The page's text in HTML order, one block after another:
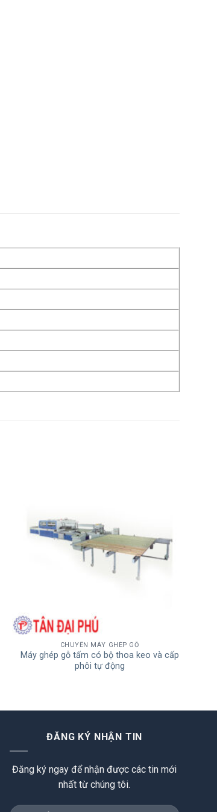
CHUYỀN MÁY GHÉP GỖ
Máy ghép gỗ tấm có bộ thoa keo và cấp
phôi tự động
ĐĂNG KÝ NHẬN TIN
Đăng ký ngay để nhận được các tin mới
nhất từ chúng tôi.